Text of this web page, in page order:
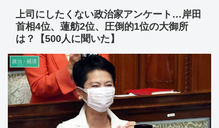
上司にしたくない政治家アンケート…岸田
首相4位、蓮舫2位、圧倒的1位の大御所
は？【500人に聞いた】
政治・経済